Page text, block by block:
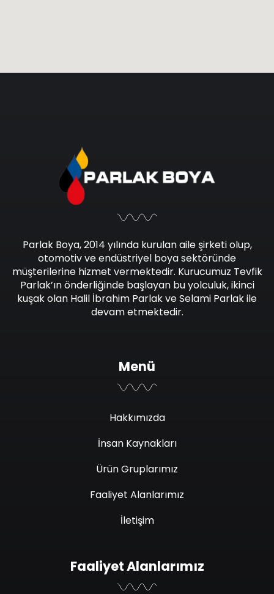
Parlak Boya, 2014 yılında kurulan aile şirketi olup,
otomotiv ve endüstriyel boya sektöründe
müşterilerine hizmet vermektedir. Kurucumuz Tevfik
Parlak’ın önderliğinde başlayan bu yolculuk, ikinci
kuşak olan Halil İbrahim Parlak ve Selami Parlak ile
devam etmektedir.
Menü
Hakkımızda
İnsan Kaynakları
Ürün Gruplarımız
Faaliyet Alanlarımız
İletişim
Faaliyet Alanlarımız